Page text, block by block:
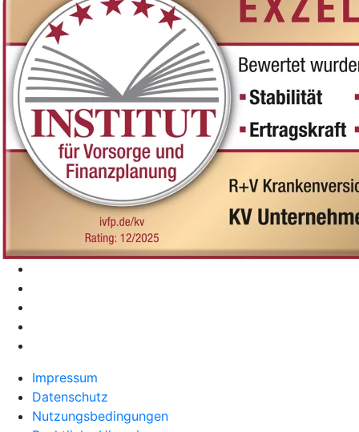
Impressum
Datenschutz
Nutzungsbedingungen